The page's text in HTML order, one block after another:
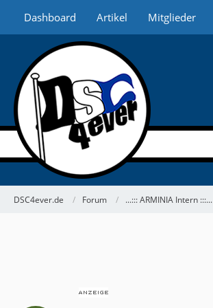
Dashboard Artikel Mitglieder
DSC4ever.de Forum ...::: ARMINIA Intern :::...